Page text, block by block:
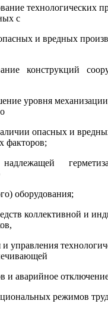
технологических
с
и вредных
конструкций
уровня
опасных и
факторов;
оборудования;
коллективной и
управления
и аварийное
режимов